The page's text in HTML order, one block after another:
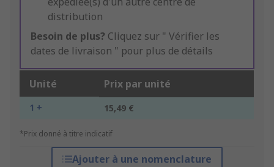
distribution
Besoin de plus? Cliquez sur " Vérifier les
dates de livraison " pour plus de détails
Unité Prix par unité
1 + 15,49 €
*Prix donné à titre indicatif
Ajouter à une nomenclature